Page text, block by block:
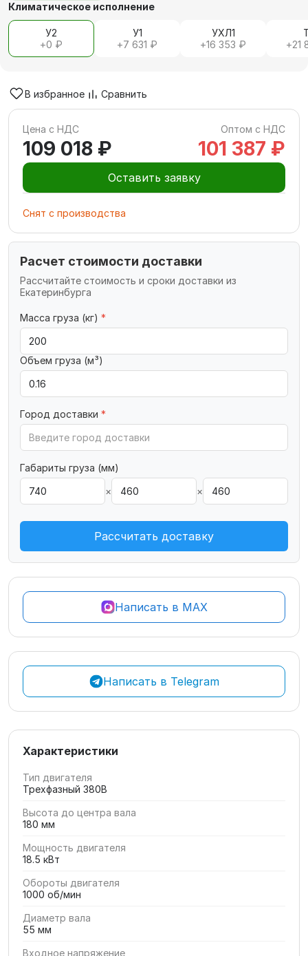
Климатическое исполнение
У2
+0 ₽
У1
+7 631 ₽
УХЛ1
+16 353 ₽
+21
В избранное Сравнить
Цена с НДС Оптом с НДС
109 018 ₽ 101 387 ₽
Оставить заявку
Снят с производства
Расчет стоимости доставки
Рассчитайте стоимость и сроки доставки из
Екатеринбурга
Масса груза (кг) *
Объем груза (м³)
Город доставки *
Габариты груза (мм)
×
×
Рассчитать доставку
Написать в MAX
Написать в Telegram
Характеристики
Тип двигателя
Трехфазный 380В
Высота до центра вала
180 мм
Мощность двигателя
18.5 кВт
Обороты двигателя
1000 об/мин
Диаметр вала
55 мм
Входное напряжение